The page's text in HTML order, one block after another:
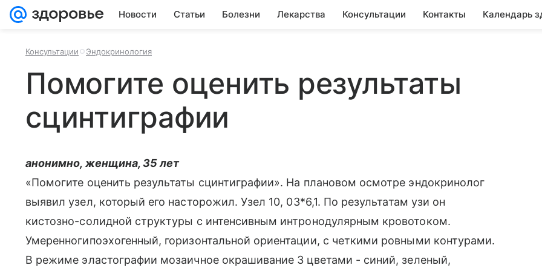
Новости Статьи Болезни Лекарства Консультации Контакты Календарь
Консультации Эндокринология
Помогите оценить результаты
сцинтиграфии
анонимно, женщина, 35 лет
«Помогите оценить результаты сцинтиграфии». На плановом осмотре эндокринолог
выявил узел, который его насторожил. Узел 10, 03*6,1. По результатам узи он
кистозно-солидной структуры с интенсивным интронодулярным кровотоком.
Умеренногипоэхогенный, горизонтальной ориентации, с четкими ровными контурами.
В режиме эластографии мозаичное окрашивание 3 цветами - синий, зеленый,